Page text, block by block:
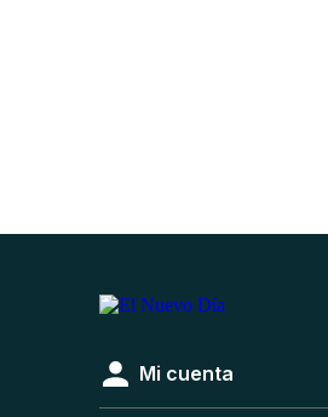
Mi cuenta